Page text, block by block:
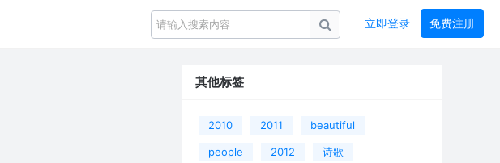
立即登录 免费注册
其他标签
2010 2011 beautiful
people 2012 诗歌